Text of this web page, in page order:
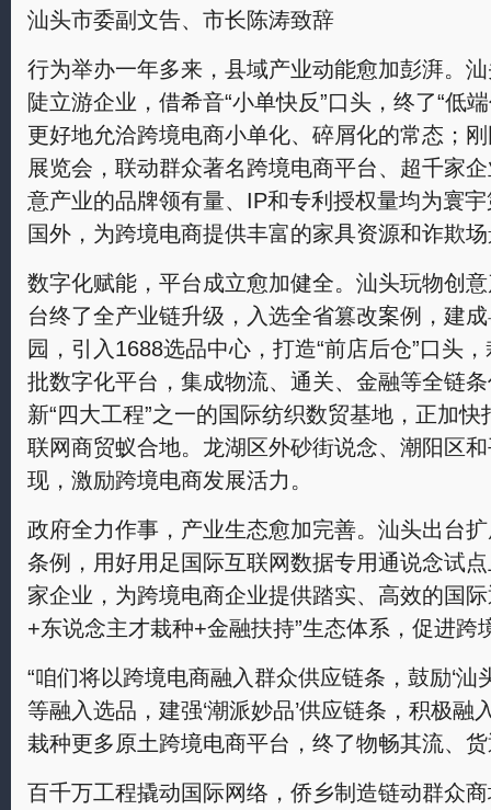
汕头市委副文告、市长陈涛致辞
行为举办一年多来，县域产业动能愈加彭湃。
陡立游企业，借希音“小单快反”口头，终了“低
更好地允洽跨境电商小单化、碎屑化的常态；
展览会，联动群众著名跨境电商平台、超千家
意产业的品牌领有量、IP和专利授权量均为寰
国外，为跨境电商提供丰富的家具资源和诈欺
数字化赋能，平台成立愈加健全。汕头玩物创
台终了全产业链升级，入选全省篡改案例，建
园，引入1688选品中心，打造“前店后仓”口头，
批数字化平台，集成物流、通关、金融等全链
新“四大工程”之一的国际纺织数贸基地，正加
联网商贸蚁合地。龙湖区外砂街说念、潮阳区
现，激励跨境电商发展活力。
政府全力作事，产业生态愈加完善。汕头出台
条例，用好用足国际互联网数据专用通说念试
家企业，为跨境电商企业提供踏实、高效的国
+东说念主才栽种+金融扶持”生态体系，促进跨
“咱们将以跨境电商融入群众供应链条，鼓励‘汕
等融入选品，建强‘潮派妙品’供应链条，积极融
栽种更多原土跨境电商平台，终了物畅其流、
百千万工程撬动国际网络，侨乡制造链动群众